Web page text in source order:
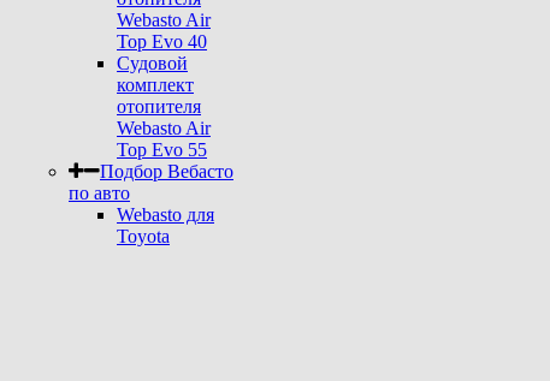
Webasto Air
Top Evo 40
Судовой
комплект
отопителя
Webasto Air
Top Evo 55
Подбор Вебасто
по авто
Webasto для
Toyota